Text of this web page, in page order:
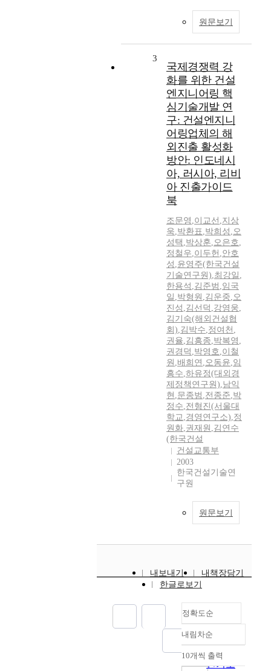
원문보기
3
국제경쟁력 강
화를 위한 건설
엔지니어링 핵
심기술개발 연
구: 건설엔지니
어링업체의 해
외진출 활성화
방안: 인도네시
아, 러시아, 리비
아 진출가이드
북
조문영 ,이교선 ,지상
욱,박환표,박희성 ,오
성택 ,박상훈,오은호,
정철우,이두헌 ,안호
성 ,윤영주(한국건설
기술연구원),최강일 ,
한용석 ,김준범 ,임국
일 ,박형원 ,김운중,오
진성 ,김선덕 ,강영웅,
김기숙(해외건설협
회),김박수,정여천 ,
권율,김흥종,박복영 ,
권경덕 ,박영호,이철
원 ,배희연 ,오동윤,임
흥수,하유정(대외경
제정책연구원),남익
현 ,문종범 ,전종준,박
정수,전형진(서울대
학교,경영연구소),정
원화,권재원 ,김연수
(한국건설
건설교통부
2003
한국건설기술연
구원
원문보기
내보내기
내책장담기
한글로보기
정확도순
정확도
순
인기도
내림차순
내림차순
10개씩 출력